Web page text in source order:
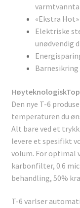
«Ekstra
Elektriske
unødvendig
Høyteknologisk
Den nye T-6
temperaturen du
Alt bare ved et
levere et spesifikt
volum. For optimal
karbonfilter, 0.6
behandling, 50%
T-6 varlser